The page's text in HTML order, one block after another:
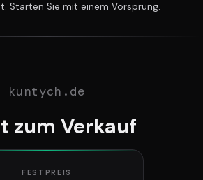
Starten Sie mit einem Vorsprung.
kuntych.de
zum Verkauf
FESTPREIS